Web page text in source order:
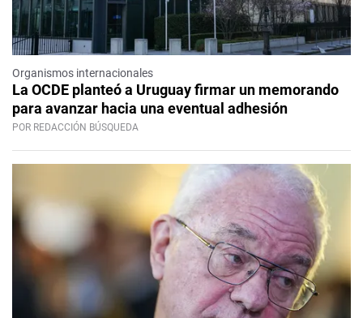
Organismos internacionales
La OCDE planteó a Uruguay firmar un memorando
para avanzar hacia una eventual adhesión
POR REDACCIÓN BÚSQUEDA